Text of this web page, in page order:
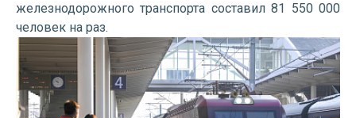
железнодорожного транспорта составил 81 550 000
человек на раз.